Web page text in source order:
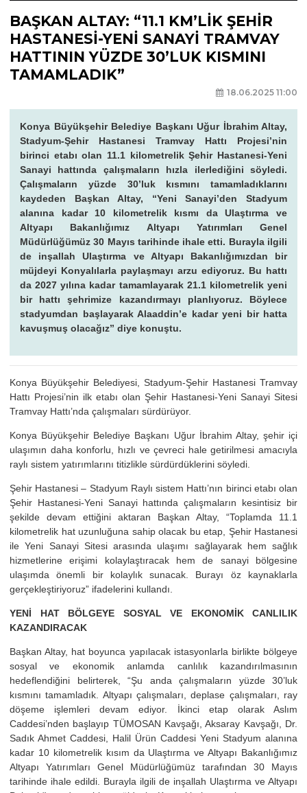
BAŞKAN ALTAY: “11.1 KM’LİK ŞEHİR
HASTANESİ-YENİ SANAYİ TRAMVAY
HATTININ YÜZDE 30’LUK KISMINI
TAMAMLADIK”
18.06.2025 11:00
Konya Büyükşehir Belediye Başkanı Uğur İbrahim Altay,
Stadyum-Şehir Hastanesi Tramvay Hattı Projesi’nin
birinci etabı olan 11.1 kilometrelik Şehir Hastanesi-Yeni
Sanayi hattında çalışmaların hızla ilerlediğini söyledi.
Çalışmaların yüzde 30’luk kısmını tamamladıklarını
kaydeden Başkan Altay, “Yeni Sanayi’den Stadyum
alanına kadar 10 kilometrelik kısmı da Ulaştırma ve
Altyapı Bakanlığımız Altyapı Yatırımları Genel
Müdürlüğümüz 30 Mayıs tarihinde ihale etti. Burayla ilgili
de inşallah Ulaştırma ve Altyapı Bakanlığımızdan bir
müjdeyi Konyalılarla paylaşmayı arzu ediyoruz. Bu hattı
da 2027 yılına kadar tamamlayarak 21.1 kilometrelik yeni
bir hattı şehrimize kazandırmayı planlıyoruz. Böylece
stadyumdan başlayarak Alaaddin’e kadar yeni bir hatta
kavuşmuş olacağız” diye konuştu.
Konya Büyükşehir Belediyesi, Stadyum-Şehir Hastanesi Tramvay
Hattı Projesi’nin ilk etabı olan Şehir Hastanesi-Yeni Sanayi Sitesi
Tramvay Hattı’nda çalışmaları sürdürüyor.
Konya Büyükşehir Belediye Başkanı Uğur İbrahim Altay, şehir içi
ulaşımın daha konforlu, hızlı ve çevreci hale getirilmesi amacıyla
raylı sistem yatırımlarını titizlikle sürdürdüklerini söyledi.
Şehir Hastanesi – Stadyum Raylı sistem Hattı’nın birinci etabı olan
Şehir Hastanesi-Yeni Sanayi hattında çalışmaların kesintisiz bir
şekilde devam ettiğini aktaran Başkan Altay, “Toplamda 11.1
kilometrelik hat uzunluğuna sahip olacak bu etap, Şehir Hastanesi
ile Yeni Sanayi Sitesi arasında ulaşımı sağlayarak hem sağlık
hizmetlerine erişimi kolaylaştıracak hem de sanayi bölgesine
ulaşımda önemli bir kolaylık sunacak. Burayı öz kaynaklarla
gerçekleştiriyoruz” ifadelerini kullandı.
YENİ HAT BÖLGEYE SOSYAL VE EKONOMİK CANLILIK
KAZANDIRACAK
Başkan Altay, hat boyunca yapılacak istasyonlarla birlikte bölgeye
sosyal ve ekonomik anlamda canlılık kazandırılmasının
hedeflendiğini belirterek, “Şu anda çalışmaların yüzde 30’luk
kısmını tamamladık. Altyapı çalışmaları, deplase çalışmaları, ray
döşeme işlemleri devam ediyor. İkinci etap olarak Aslım
Caddesi’nden başlayıp TÜMOSAN Kavşağı, Aksaray Kavşağı, Dr.
Sadık Ahmet Caddesi, Halil Ürün Caddesi Yeni Stadyum alanına
kadar 10 kilometrelik kısım da Ulaştırma ve Altyapı Bakanlığımız
Altyapı Yatırımları Genel Müdürlüğümüz tarafından 30 Mayıs
tarihinde ihale edildi. Burayla ilgili de inşallah Ulaştırma ve Altyapı